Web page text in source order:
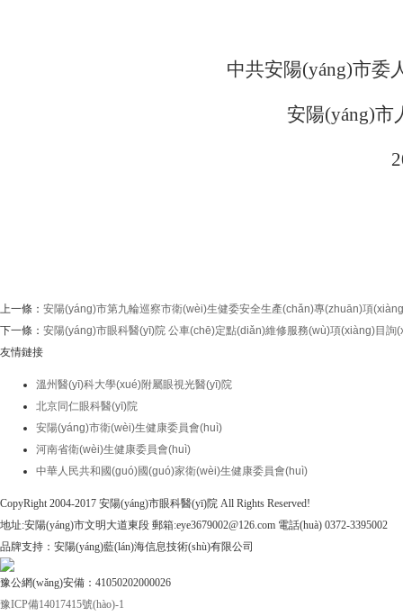
中共安陽(yáng)市委
安陽(yáng)市
上一條： 安陽(yáng)市第九輪巡察市衛(wèi)生健委安全生產(chǎn)專(zhuān)項
下一條： 安陽(yáng)市眼科醫(yī)院 公車(chē)定點(diǎn)維修服務(wù)項(xiàng)目詢
友情鏈接
溫州醫(yī)科大學(xué)附屬眼視光醫(yī)院
北京同仁眼科醫(yī)院
安陽(yáng)市衛(wèi)生健康委員會(huì)
河南省衛(wèi)生健康委員會(huì)
中華人民共和國(guó)國(guó)家衛(wèi)生健康委員會(huì)
CopyRight 2004-2017 安陽(yáng)市眼科醫(yī)院 All Rights Reserved!
地址:安陽(yáng)市文明大道東段 郵箱:eye3679002@126.com 電話(huà) 0372-3395002
品牌支持：安陽(yáng)藍(lán)海信息技術(shù)有限公司
豫公網(wǎng)安備：41050202000026
豫ICP備14017415號(hào)-1